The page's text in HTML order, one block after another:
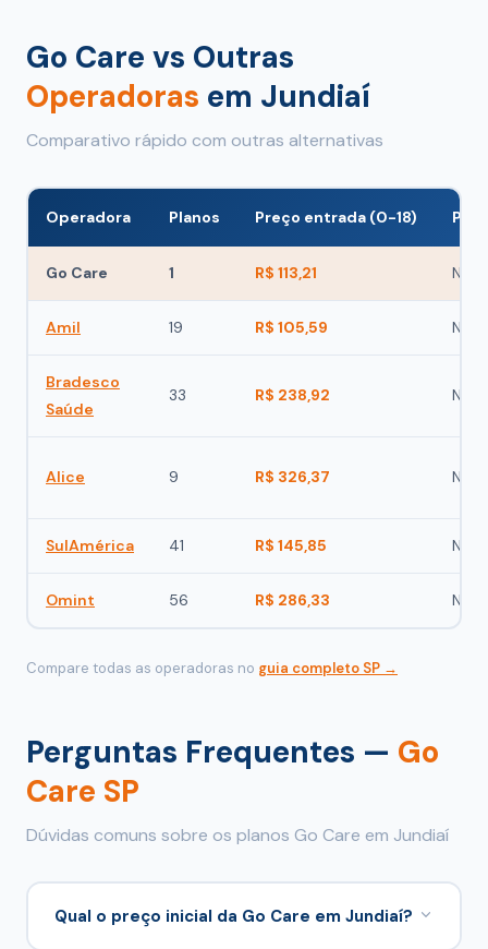
Go Care vs Outras
Operadoras em Jundiaí
Comparativo rápido com outras alternativas
Operadora Planos Preço entrada (0-18)
Go Care 1 R$ 113,21 Não
Amil 19 R$ 105,59 Não
Bradesco
Saúde
33 R$ 238,92 Não
Alice 9 R$ 326,37 Não
SulAmérica 41 R$ 145,85 Não
Omint 56 R$ 286,33 Não
Compare todas as operadoras no guia completo SP →
Perguntas Frequentes — Go
Care SP
Dúvidas comuns sobre os planos Go Care em Jundiaí
Qual o preço inicial da Go Care em Jundiaí?